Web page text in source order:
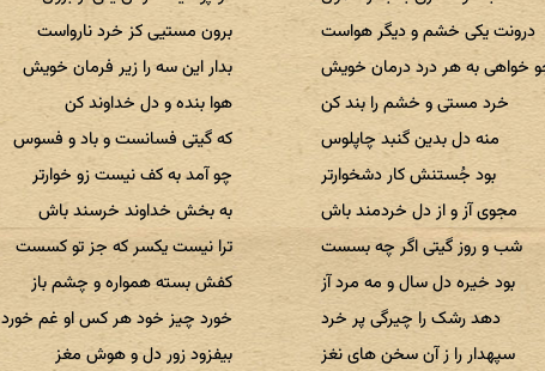
درونت یکی خشم و دیگر هواست
برون مستیی کز خرد نارواست
خواهی به هر درد درمان خویش
بدار این سه را زیر فرمان خویش
خرد مستی و خشم را بند کن
هوا بنده و دل خداوند کن
منه دل بدین گنبد چاپلوس
که گیتی فسانست و باد و فسوس
بود جُستنش کار دشخوارتر
چو آمد به کف نیست زو خوارتر
مجوی آز و از دل خردمند باش
به بخش خداوند خرسند باش
شب و روز گیتی اگر چه بسست
ترا نیست یکسر که جز تو کسست
بود خیره دل سال و مه مرد آز
کفش بسته همواره و چشم باز
دهد رشک را چیرگی پر خرد
خورد چیز خود هر کس او غم خورد
سپهدار را ز آن سخن های نغز
بیفزود زور دل و هوش مغز